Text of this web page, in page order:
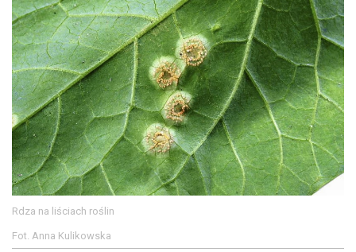
Rdza na liściach roślin
Fot. Anna Kulikowska